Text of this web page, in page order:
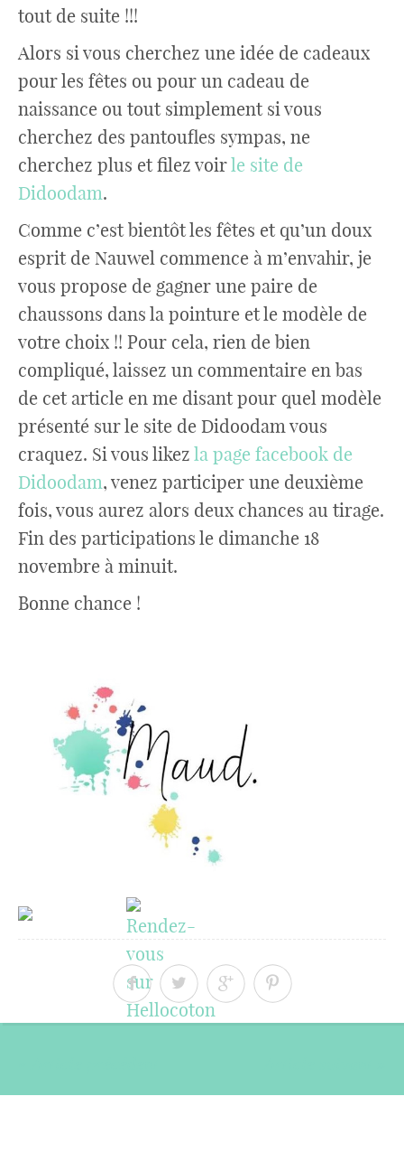
tout de suite !!!
Alors si vous cherchez une idée de cadeaux
pour les fêtes ou pour un cadeau de
naissance ou tout simplement si vous
cherchez des pantoufles sympas, ne
cherchez plus et filez voirle site de
Didoodam.
Comme c’est bientôt les fêtes et qu’un doux
esprit de Nauwel commence à m’envahir, je
vous propose de gagner une paire de
chaussons dans la pointure et le modèle de
votre choix !! Pour cela, rien de bien
compliqué, laissez un commentaire en bas
de cet article en me disant pour quel modèle
présenté sur le site de Didoodam vous
craquez. Si vous likez la page facebook de
Didoodam, venez participer une deuxième
fois, vous aurez alors deux chances au tirage.
Fin des participations le dimanche 18
novembre à minuit.
Bonne chance !